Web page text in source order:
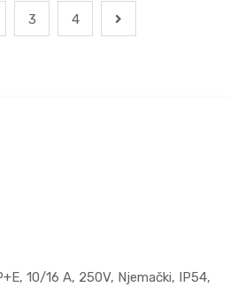
3 4
10/16 A, 250V, Njemački, IP54,